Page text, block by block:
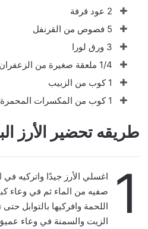
2 عود قرفة
5 فصوص من القرنفل
3 ورق لورا
1/4 ملعقة صغيرة من الزعفران
1 كوب من الزبيب
1 كوب من المكسرات المحمرة للتزيين (اختياري)
طريقه تحضير الأرز
1
اغسلي الأرز جيدًا واتركيه
صفيه من الماء ثم في وعاء
اللحمة وافركيها بالتوابل
الزيت والسمنة في وعاء